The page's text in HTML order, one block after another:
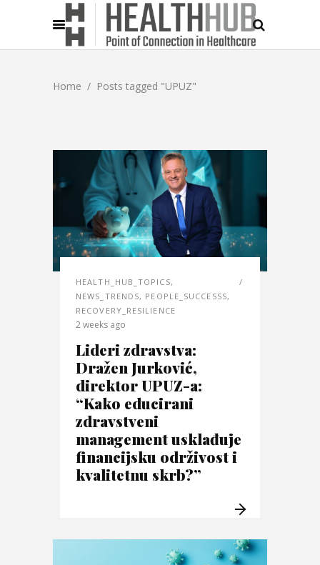
Home / Posts tagged "UPUZ"
HEALTH_HUB_TOPICS,
NEWS_TRENDS, PEOPLE_SUCCESSS,
RECOVERY_RESILIENCE
2 weeks ago
Lideri zdravstva:
Dražen Jurković,
direktor UPUZ-a:
“Kako educirani
zdravstveni
management usklađuje
financijsku održivost i
kvalitetnu skrb?”